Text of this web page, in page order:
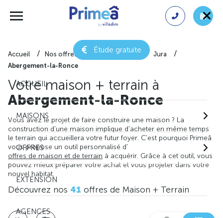
Étude gratuite
ACCUEIL
MAISONS
OFFRES
EXTENSION
AGENCES
Accueil Nos offres de maison + terrain
Jura
Abergement-la-Ronce
Votre maison + terrain à
Abergement-la-Ronce
Vous avez le projet de faire construire une maison ? La
construction d'une maison implique d'acheter en même temps
le terrain qui accueillera votre futur foyer. C'est pourquoi Primeâ
vous propose un outil personnalisé d'
offres de maison et de terrain à acquérir. Grâce à cet outil, vous
pouvez mieux préparer votre achat et vous projeter dans votre
nouvel habitat.
Découvrez nos 41 offres de Maison + Terrain